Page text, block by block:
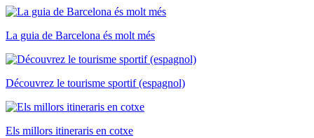
La guia de Barcelona és molt més
Découvrez le tourisme sportif (espagnol)
Els millors itineraris en cotxe